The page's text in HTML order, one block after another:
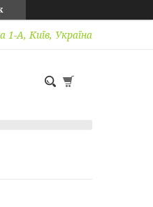
1-А, Київ, Україна